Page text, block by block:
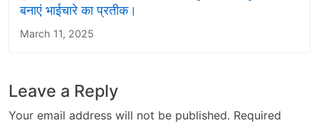
बनाएं भाईचारे का प्रतीक।
March 11, 2025
Leave a Reply
Your email address will not be published. Required